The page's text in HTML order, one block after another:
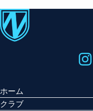
ホーム
クラブ